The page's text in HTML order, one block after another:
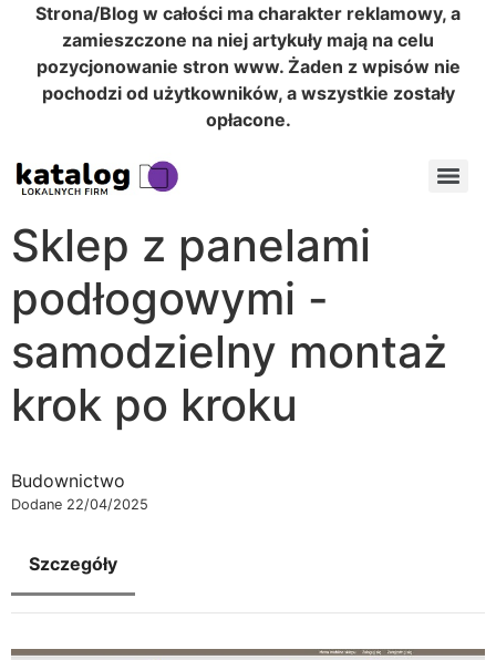
Strona/Blog w całości ma charakter reklamowy, a
zamieszczone na niej artykuły mają na celu
pozycjonowanie stron www. Żaden z wpisów nie
pochodzi od użytkowników, a wszystkie zostały
opłacone.
Sklep z panelami
podłogowymi -
samodzielny montaż
krok po kroku
Budownictwo
Dodane 22/04/2025
Szczegóły